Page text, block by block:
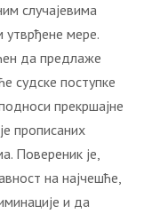
случајевима
утврђене мере.
да предлаже
судске поступке
прекршајне
прописаних
Повереник је,
на најчешће,
и да